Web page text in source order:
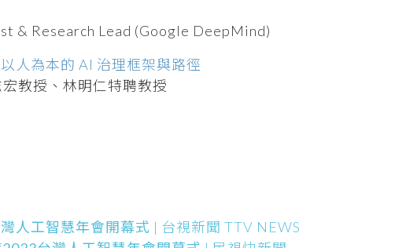
& Research Lead (Google DeepMind)
人為本的 AI 治理框架與路徑
教授、林明仁特聘教授
人工智慧年會開幕式 | 台視新聞 TTV NEWS